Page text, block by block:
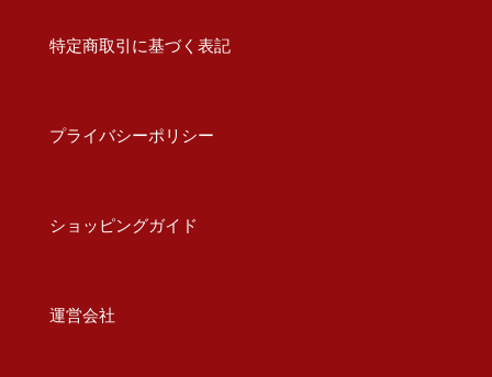
特定商取引に基づく表記
プライバシーポリシー
ショッピングガイド
運営会社